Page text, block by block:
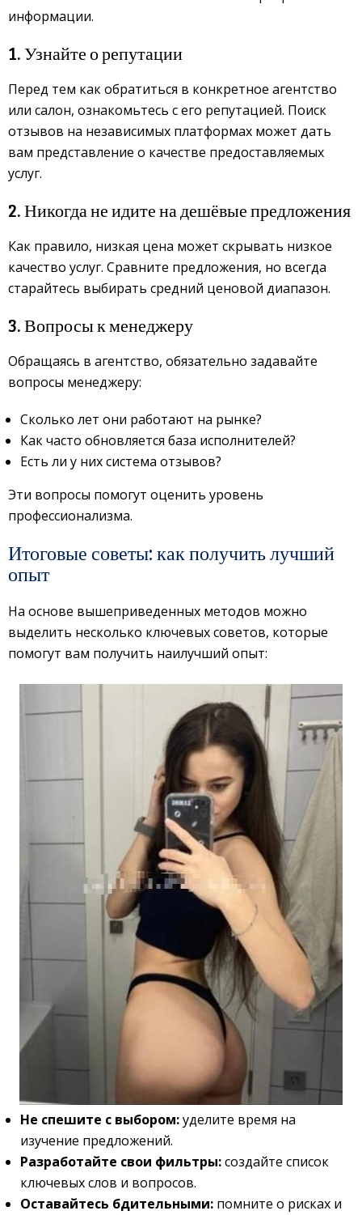
информации.
1. Узнайте о репутации
Перед тем как обратиться в конкретное агентство
или салон, ознакомьтесь с его репутацией. Поиск
отзывов на независимых платформах может дать
вам представление о качестве предоставляемых
услуг.
2. Никогда не идите на дешёвые предложения
Как правило, низкая цена может скрывать низкое
качество услуг. Сравните предложения, но всегда
старайтесь выбирать средний ценовой диапазон.
3. Вопросы к менеджеру
Обращаясь в агентство, обязательно задавайте
вопросы менеджеру:
Сколько лет они работают на рынке?
Как часто обновляется база исполнителей?
Есть ли у них система отзывов?
Эти вопросы помогут оценить уровень
профессионализма.
Итоговые советы: как получить лучший
опыт
На основе вышеприведенных методов можно
выделить несколько ключевых советов, которые
помогут вам получить наилучший опыт:
Не спешите с выбором:уделите время на
изучение предложений.
Разработайте свои фильтры:создайте список
ключевых слов и вопросов.
Оставайтесь бдительными: помните о рисках и